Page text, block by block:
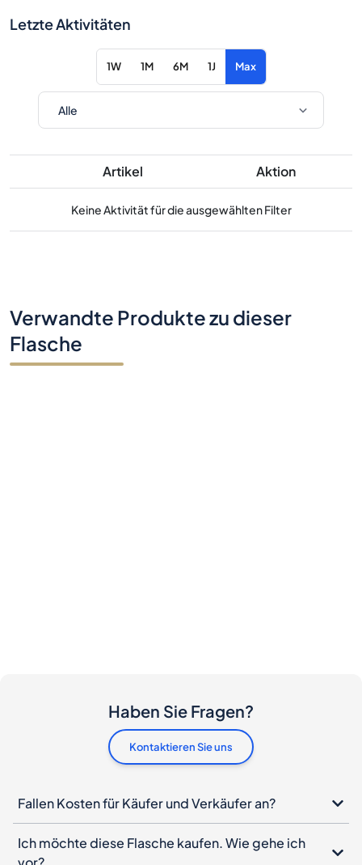
Letzte Aktivitäten
1W 1M 6M 1J Max
Artikel Aktion
Keine Aktivität für die ausgewählten Filter
Verwandte Produkte zu dieser
Flasche
Haben Sie Fragen?
Kontaktieren Sie uns
Fallen Kosten für Käufer und Verkäufer an?
Ich möchte diese Flasche kaufen. Wie gehe ich